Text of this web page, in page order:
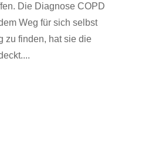
Die Diagnose COPD
Weg für sich selbst
zu finden, hat sie die